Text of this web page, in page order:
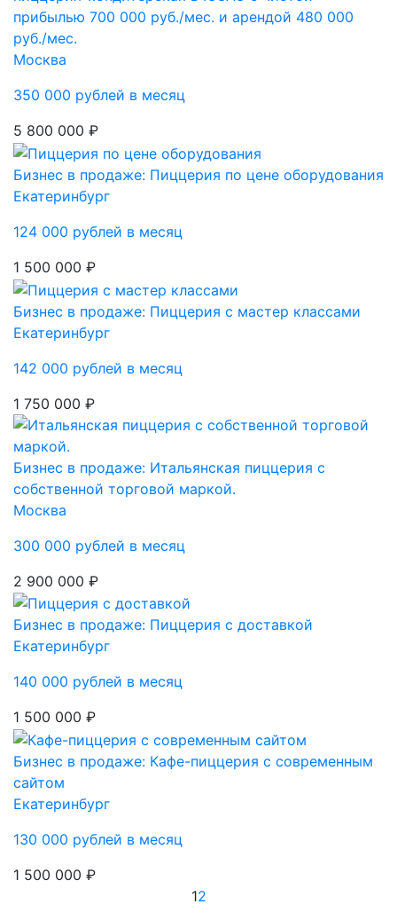
прибылью 700 000 руб./мес. и арендой 480 000
руб./мес.
Москва
350 000 рублей в месяц
5 800 000 ₽
Бизнес в продаже: Пиццерия по цене оборудования
Екатеринбург
124 000 рублей в месяц
1 500 000 ₽
Бизнес в продаже: Пиццерия с мастер классами
Екатеринбург
142 000 рублей в месяц
1 750 000 ₽
Бизнес в продаже: Итальянская пиццерия с
собственной торговой маркой.
Москва
300 000 рублей в месяц
2 900 000 ₽
Бизнес в продаже: Пиццерия с доставкой
Екатеринбург
140 000 рублей в месяц
1 500 000 ₽
Бизнес в продаже: Кафе-пиццерия с современным
сайтом
Екатеринбург
130 000 рублей в месяц
1 500 000 ₽
12